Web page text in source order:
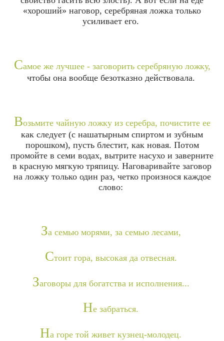
«хороший» наговор, серебряная ложка только
усиливает его.
Самое же лучшее - заговорить серебряную ложку,
чтобы она вообще безотказно действовала.
Возьмите чайную ложку из серебра, почистите ее
как следует (с нашатырным спиртом и зубным
порошком), пусть блестит, как новая. Потом
промойте в семи водах, вытрите насухо и заверните
в красную мягкую тряпицу. Наговаривайте заговор
на ложку только один раз, четко произнося каждое
слово:
За семью морями, за семью лесами,
Стоит гора, высокая да отвесная.
Заговоры для богатства и исполнения...
Не забраться.
На горе той живет кузнец-молодец.